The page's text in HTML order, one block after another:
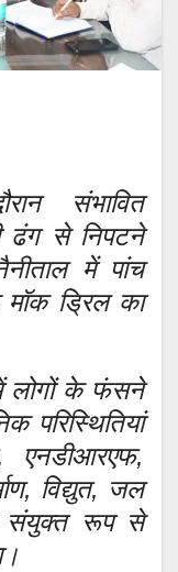
संभावित
ढंग से निपटने
में पांच
ड्रिल का
लोगों के फंसने
परिस्थितियां
एनडीआरएफ,
विद्युत, जल
संयुक्त रूप से